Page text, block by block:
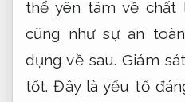
thể yên tâm về chất
cũng như sự an
dụng về sau.Giám
tốt. Đây là yếu tố